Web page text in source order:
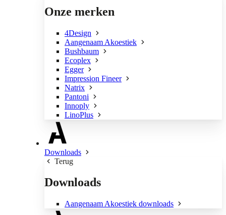
Onze merken
4Design
Aangenaam Akoestiek
Bushbaum
Ecoplex
Egger
Impression Fineer
Natrix
Pantoni
Innoply
LinoPlus
Downloads
Terug
Downloads
Aangenaam Akoestiek downloads